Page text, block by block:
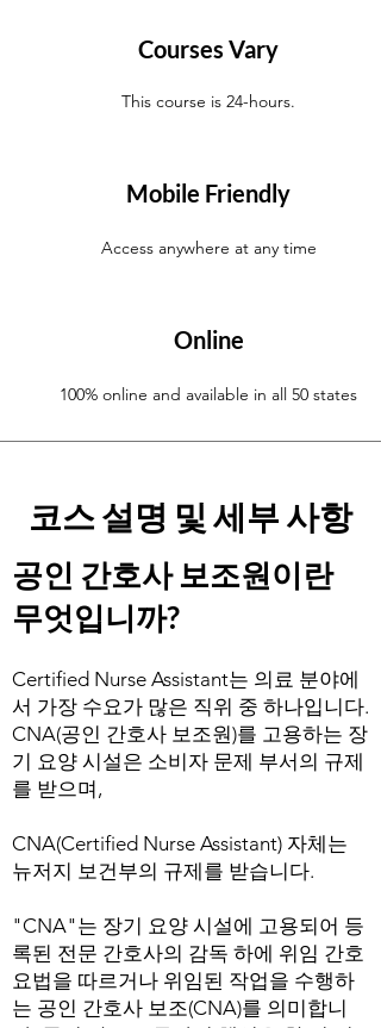
Courses Vary
This course is 24-hours.
Mobile Friendly
Access anywhere at any time
Online
100% online and available in all 50 states
코스 설명 및 세부 사항
공인 간호사 보조원이란
무엇입니까?
Certified Nurse Assistant는 의료 분야에
서 가장 수요가 많은 직위 중 하나입니다.
CNA(공인 간호사 보조원)를 고용하는 장
기 요양 시설은 소비자 문제 부서의 규제
를 받으며,
CNA(Certified Nurse Assistant) 자체는
뉴저지 보건부의 규제를 받습니다.
"CNA"는 장기 요양 시설에 고용되어 등
록된 전문 간호사의 감독 하에 위임 간호
요법을 따르거나 위임된 작업을 수행하
는 공인 간호사 보조(CNA)를 의미합니